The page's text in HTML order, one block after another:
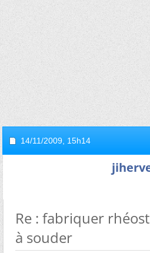
14/11/2009, 15h14
Re : fabriquer
à souder